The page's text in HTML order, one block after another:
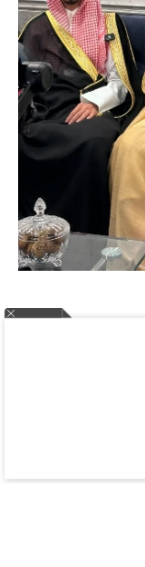
ابنته على
في إحدى
عدد من الأهل
والتبريكات